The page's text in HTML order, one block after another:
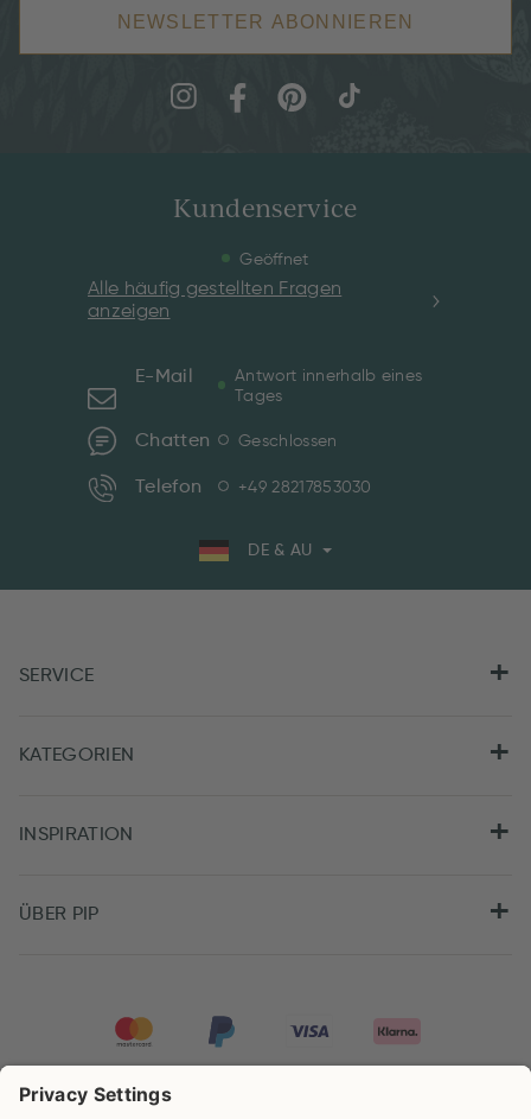
NEWSLETTER ABONNIEREN
Kundenservice
Geöffnet
Alle häufig gestellten Fragen
anzeigen
E-Mail
Antwort innerhalb eines
Tages
Chatten Geschlossen
Telefon +49 28217853030
DE & AU
SERVICE
KATEGORIEN
INSPIRATION
ÜBER PIP